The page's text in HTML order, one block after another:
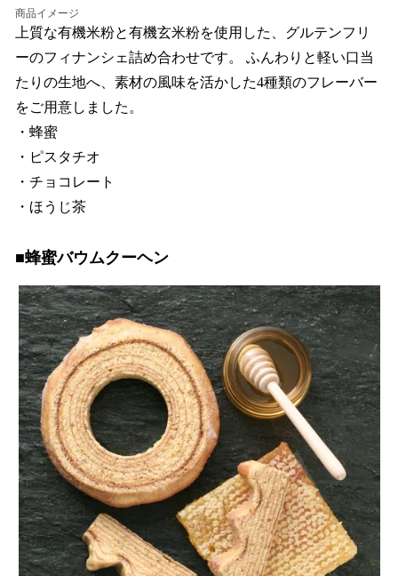
商品イメージ
上質な有機米粉と有機玄米粉を使用した、グルテンフリ
ーのフィナンシェ詰め合わせです。 ふんわりと軽い口当
たりの生地へ、素材の風味を活かした4種類のフレーバー
をご用意しました。
・蜂蜜
・ピスタチオ
・チョコレート
・ほうじ茶
■蜂蜜バウムクーヘン